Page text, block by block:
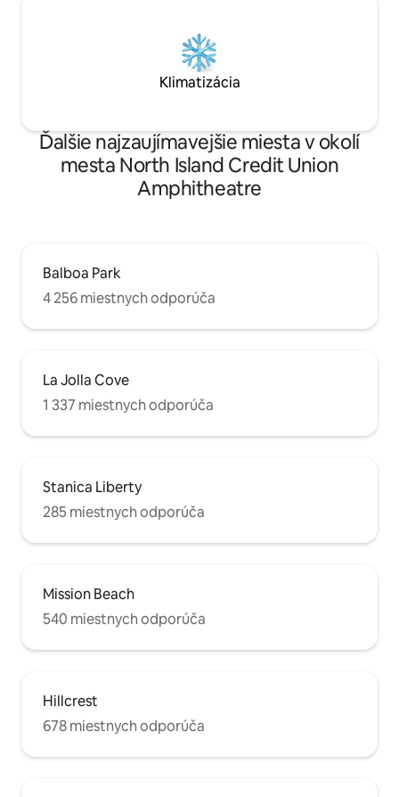
Klimatizácia
Ďalšie najzaujímavejšie miesta v okolí
mesta North Island Credit Union
Amphitheatre
Balboa Park
4 256 miestnych odporúča
La Jolla Cove
1 337 miestnych odporúča
Stanica Liberty
285 miestnych odporúča
Mission Beach
540 miestnych odporúča
Hillcrest
678 miestnych odporúča